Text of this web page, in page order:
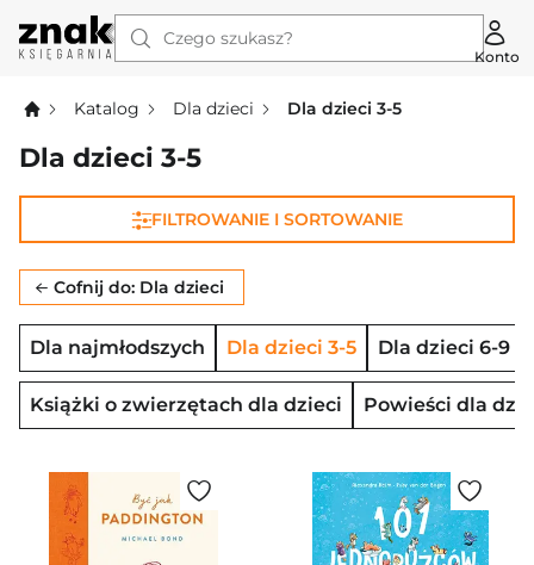
Czego szukasz?
Konto
Katalog Dla dzieci Dla dzieci 3-5
Dla dzieci 3-5
FILTROWANIE I SORTOWANIE
Cofnij do: Dla dzieci
Dla najmłodszych Dla dzieci 3-5 Dla dzieci 6-9
Książki o zwierzętach dla dzieci Powieści dla